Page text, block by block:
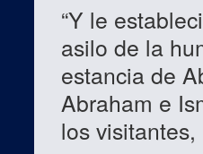
“Y le
asilo de la
estancia de
Abraham e
los visitantes,